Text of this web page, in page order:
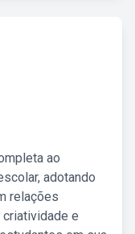
ao
adotando
relações
e